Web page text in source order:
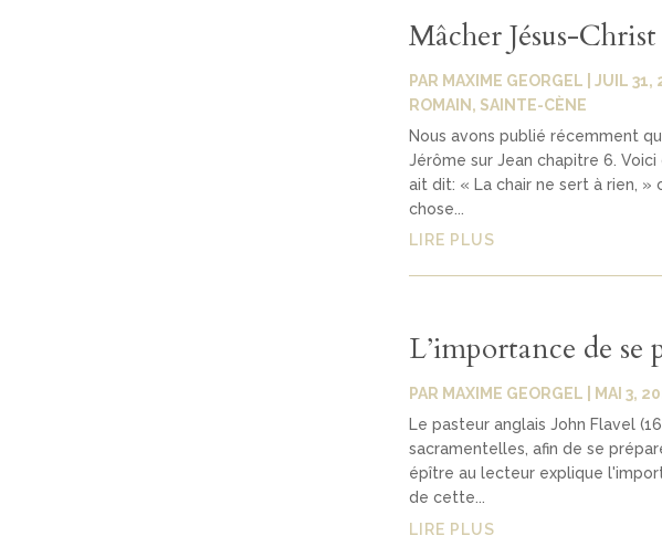
Mâcher Jésus-
PAR MAXIME GEORGEL JUIL 31,
ROMAIN , SAINTE-CÈNE
Nous avons publié récemment
Jérôme sur Jean chapitre 6.
ait dit: « La chair ne sert à rien,
chose...
LIRE PLUS
L’importance de se
PAR MAXIME GEORGEL MAI 3,
Le pasteur anglais John Flavel
sacramentelles, afin de se
épître au lecteur explique
de cette...
LIRE PLUS